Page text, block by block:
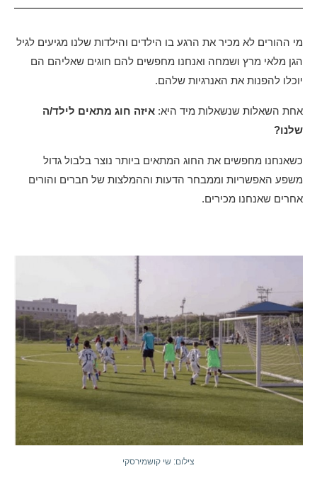
מי ההורים לא מכיר את הרגע בו הילדים והילדות שלנו מגיעים לגיל
הגן מלאי מרץ ושמחה ואנחנו מחפשים להם חוגים שאליהם הם
יוכלו להפנות את האנרגיות שלהם.
אחת השאלות שנשאלות מיד היא: איזה חוג מתאים לילד/ה
שלנו?
כשאנחנו מחפשים את החוג המתאים ביותר נוצר בלבול גדול
משפע האפשריות וממבחר הדעות וההמלצות של חברים והורים
אחרים שאנחנו מכירים.
צילום: שי קושמירסקי